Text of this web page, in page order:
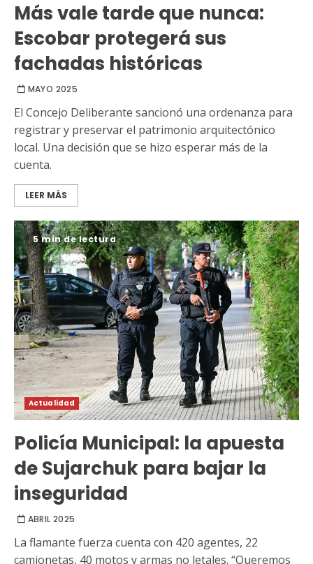
Más vale tarde que nunca:
Escobar protegerá sus
fachadas históricas
MAYO 2025
El Concejo Deliberante sancionó una ordenanza para
registrar y preservar el patrimonio arquitectónico
local. Una decisión que se hizo esperar más de la
cuenta.
LEER MÁS
5 min de lectura
Actualidad
Policía Municipal: la apuesta
de Sujarchuk para bajar la
inseguridad
ABRIL 2025
La flamante fuerza cuenta con 420 agentes, 22
camionetas, 40 motos y armas no letales. “Queremos